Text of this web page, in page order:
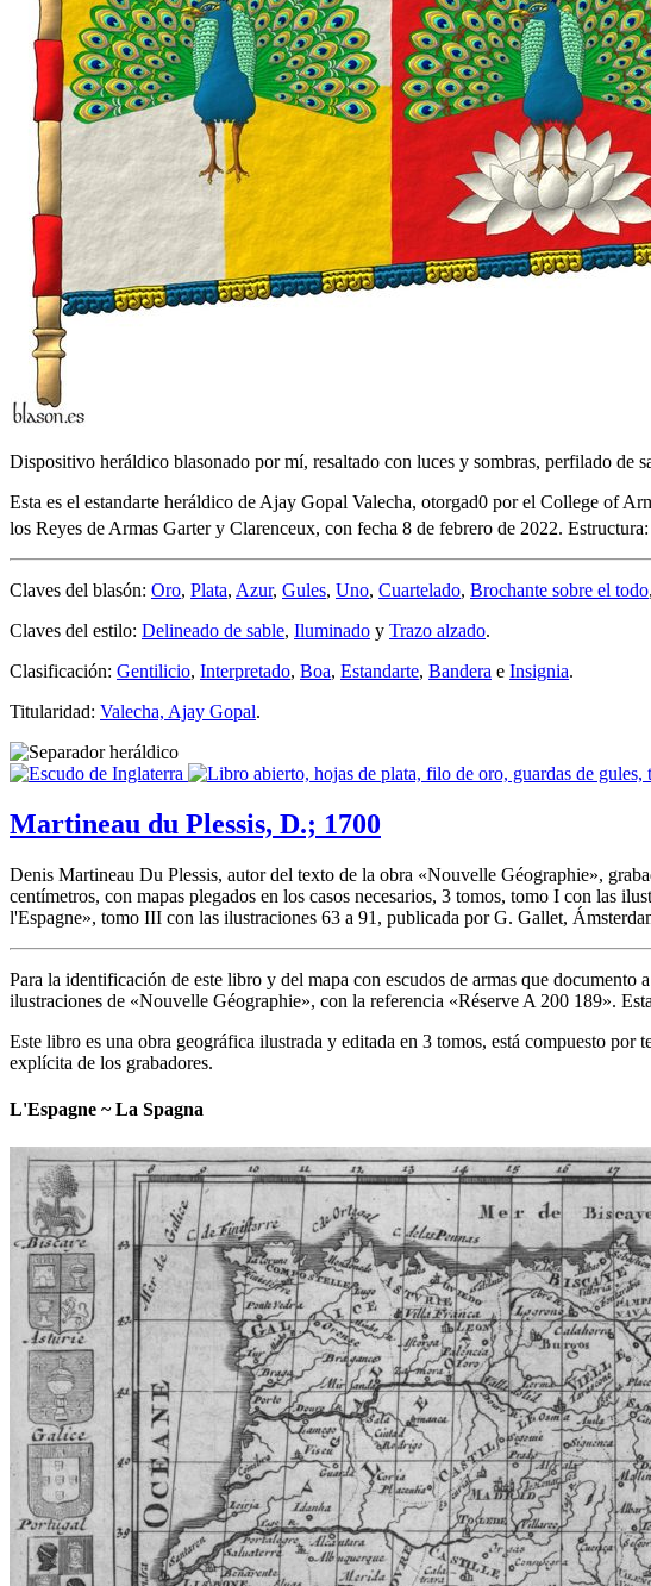
Dispositivo heráldico blasonado por mí, resaltado con luces y sombras, perfilado de
Esta es el estandarte heráldico de Ajay Gopal Valecha, otorgad0 por el College of
los Reyes de Armas Garter y Clarenceux, con fecha 8 de febrero de 2022.
Claves del blasón: Oro, Plata, Azur, Gules, Uno, Cuartelado, Brochante sobre el todo,
Claves del estilo: Delineado de sable, Iluminado y Trazo alzado.
Clasificación: Gentilicio, Interpretado, Boa, Estandarte, Bandera e Insignia.
Titularidad: Valecha, Ajay Gopal.
Martineau du Plessis, D.; 1700
Denis Martineau Du Plessis, autor del texto de la obra «Nouvelle Géographie»,
centímetros, con mapas plegados en los casos necesarios, 3 tomos, tomo I con las
l'Espagne», tomo III con las ilustraciones 63 a 91, publicada por G. Gallet,
Para la identificación de este libro y del mapa con escudos de armas que
ilustraciones de «Nouvelle Géographie», con la referencia «Réserve A 200 189».
Este libro es una obra geográfica ilustrada y editada en 3 tomos, está compuesto
explícita de los grabadores.
L'Espagne ~ La Spagna